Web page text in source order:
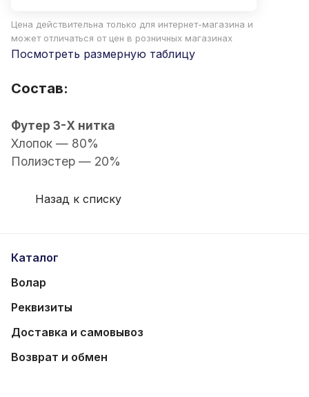
Цена действительна только для интернет-магазина и
может отличаться от цен в розничных магазинах
Посмотреть размерную таблицу
Состав:
Футер 3-Х нитка
Хлопок — 80%
Полиэстер — 20%
Назад к списку
Каталог
Волар
Реквизиты
Доставка и самовывоз
Возврат и обмен